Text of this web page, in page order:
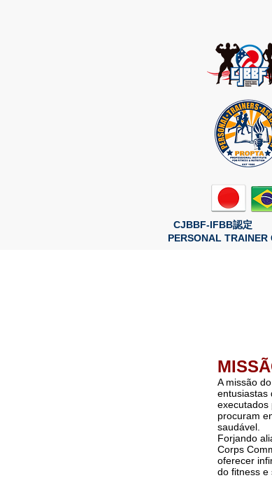
CJBBF-IFBB認定
PERSONAL TRAINER
A missão
entusiastas
executados
procuram
saudável.
Forjando
Corps
oferecer
do fitness e